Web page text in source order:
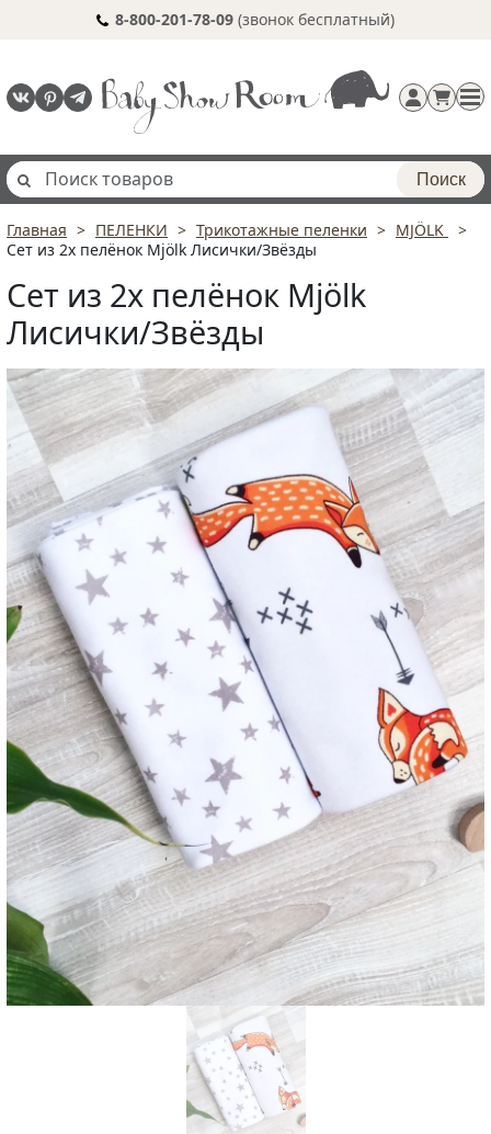
8-800-201-78-09 (звонок бесплатный)
Регистрация
Поиск
Главная ПЕЛЕНКИ Трикотажные пеленки
MJÖLK
Сет из 2х пелёнок Mjölk Лисички/Звёзды
Сет из 2х пелёнок Mjölk
Лисички/Звёзды